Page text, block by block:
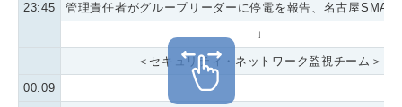
23:45
管理責任者がグループリーダーに停電を報告、名古屋
↓
＜セキュリティ・ネットワーク監視チーム＞
00:09